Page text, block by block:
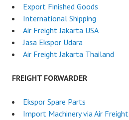
Export Finished Goods
International Shipping
Air Freight Jakarta USA
Jasa Ekspor Udara
Air Freight Jakarta Thailand
FREIGHT FORWARDER
Ekspor Spare Parts
Import Machinery via Air Freight